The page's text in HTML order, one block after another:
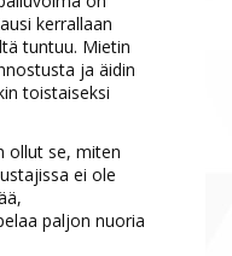
kerrallaan
tuntuu. Mietin
ja äidin
toistaiseksi
ollut se, miten
ei ole
paljon nuoria